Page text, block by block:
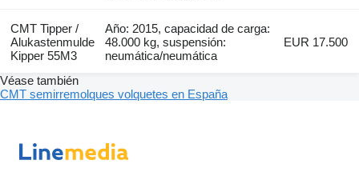
CMT Tipper /
Alukastenmulde
Kipper 55M3
Año: 2015, capacidad de carga:
48.000 kg, suspensión:
neumática/neumática
EUR 17.500
Véase también
CMT semirremolques volquetes en España